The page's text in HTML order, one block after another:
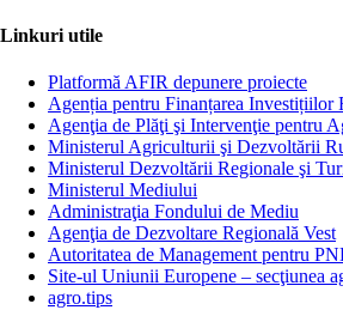
Linkuri utile
Platformă AFIR depunere proiecte
Agenția pentru Finanțarea Investițiilor
Agenţia de Plăţi şi Intervenţie pentru
Ministerul Agriculturii şi Dezvoltării
Ministerul Dezvoltării Regionale şi
Ministerul Mediului
Administraţia Fondului de Mediu
Agenţia de Dezvoltare Regională Vest
Autoritatea de Management pentru
Site-ul Uniunii Europene – secţiunea
agro.tips